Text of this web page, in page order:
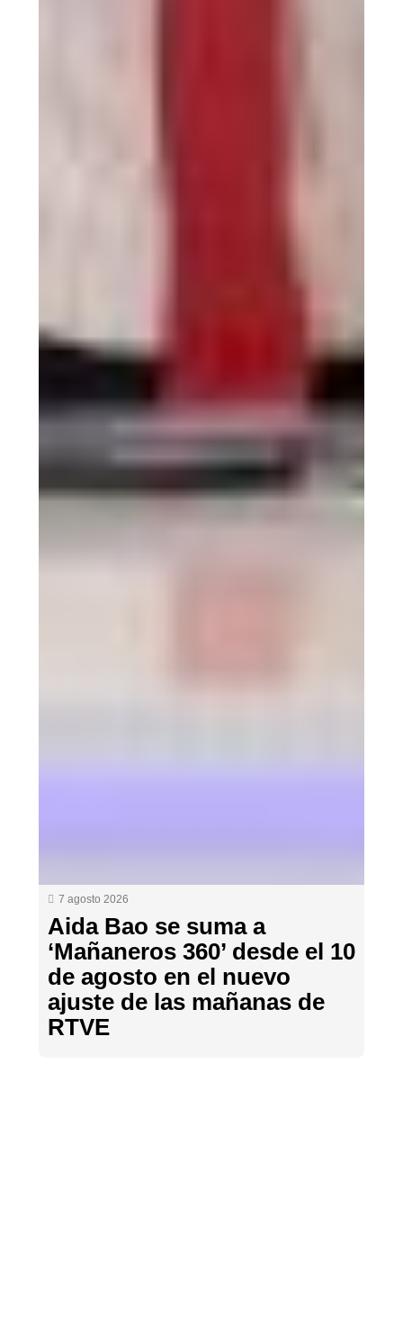
7 agosto 2026
Aida Bao se suma a
‘Mañaneros 360’ desde el 10
de agosto en el nuevo
ajuste de las mañanas de
RTVE